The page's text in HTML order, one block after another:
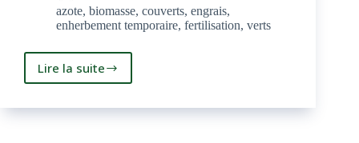
azote, biomasse, couverts, engrais,
enherbement temporaire, fertilisation, verts
Lire la suiteMaximiser
biomasse